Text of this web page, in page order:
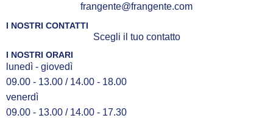
frangente@frangente.com
I NOSTRI CONTATTI
Scegli il tuo contatto
I NOSTRI ORARI
lunedì - giovedì
09.00 - 13.00 / 14.00 - 18.00
venerdì
09.00 - 13.00 / 14.00 - 17.30